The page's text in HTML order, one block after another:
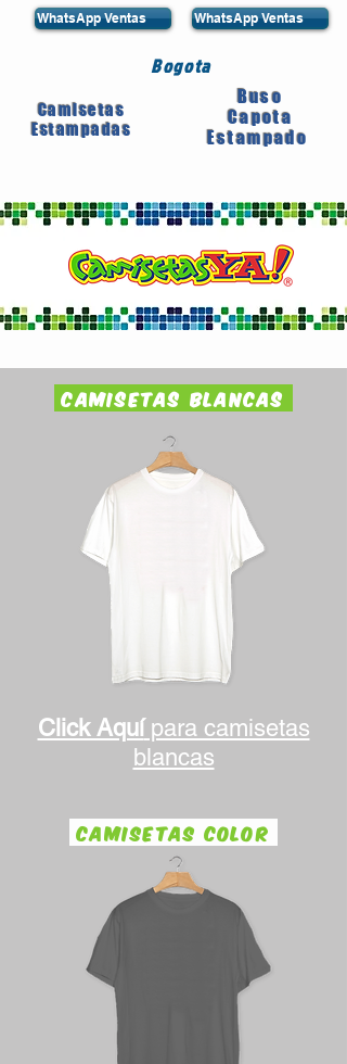
WhatsApp Ventas WhatsApp Ventas
Bogota
Camisetas
Estampadas
Buso
Capota
Estampado
Camisetas Blancas
Click Aquípara camisetas
blancas
CAMISETAS COLOR